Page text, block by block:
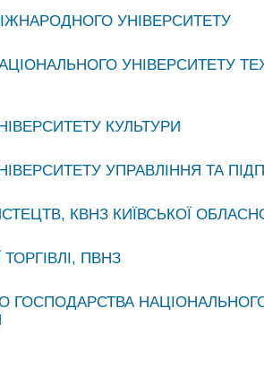
УНІВЕРСИТЕТУ
УНІВЕРСИТЕТУ
КУЛЬТУРИ
УПРАВЛІННЯ ТА
КВНЗ КИЇВСЬКОЇ
ПВНЗ
ГОСПОДАРСТВА